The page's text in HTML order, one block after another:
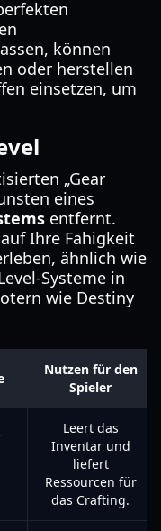
können
oder herstellen
einsetzen, um
„Gear
eines
entfernt.
Ihre Fähigkeit
ähnlich wie
Systeme in
wie Destiny
Nutzen für den
Spieler
Leert das
Inventar und
liefert
Ressourcen für
das Crafting.